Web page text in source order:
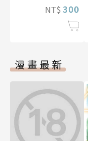
NT$ 300
漫畫最新